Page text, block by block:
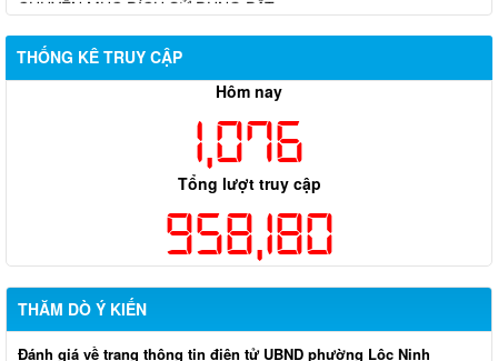
THỐNG KÊ TRUY CẬP
Hôm nay
1,076
Tổng lượt truy cập
958,180
THĂM DÒ Ý KIẾN
Đánh giá về trang thông tin điện tử UBND phường Lộc Ninh